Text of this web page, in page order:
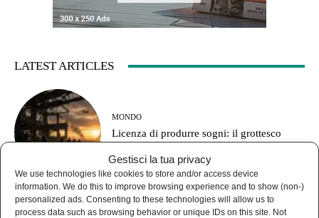
Gestisci la tua privacy
We use technologies like cookies to store and/or access device
information. We do this to improve browsing experience and to show (non-)
personalized ads. Consenting to these technologies will allow us to
process data such as browsing behavior or unique IDs on this site. Not
LATEST ARTICLES
MONDO
Licenza di produrre sogni: il grottesco
piano dei Patriot “made in Ukraine”